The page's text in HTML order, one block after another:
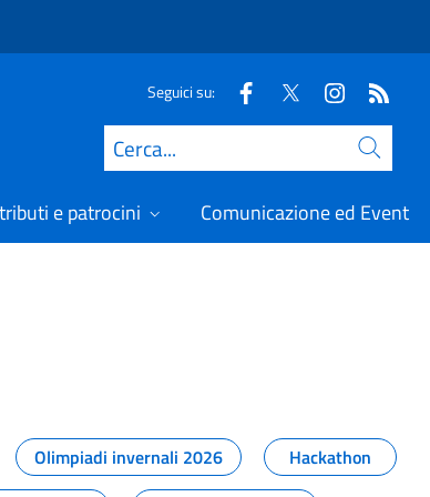
Seguici su:
Cerca
e patrocini Comunicazione ed Eventi
Olimpiadi invernali 2026
Hackathon